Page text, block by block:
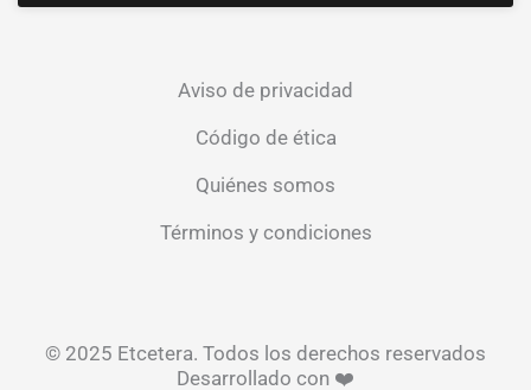
Aviso de privacidad
Código de ética
Quiénes somos
Términos y condiciones
© 2025 Etcetera. Todos los derechos reservados
Desarrollado con ❤️